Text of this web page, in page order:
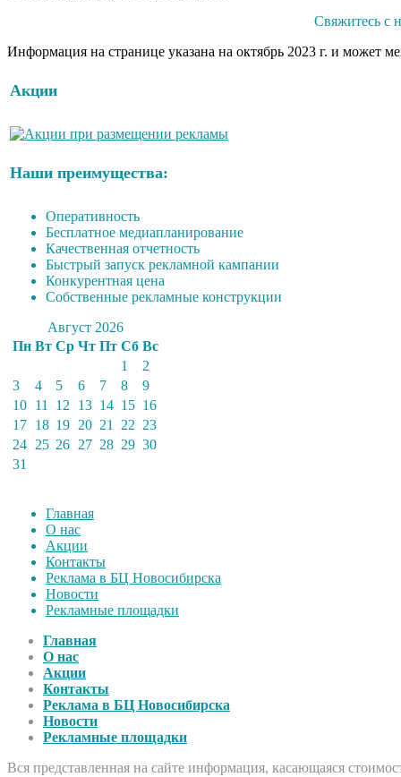
Свяжитесь с
Информация на странице указана на октябрь 2023 г. и может
Акции
Наши преимущества:
Оперативность
Бесплатное медиапланирование
Качественная отчетность
Быстрый запуск рекламной кампании
Конкурентная цена
Собственные рекламные конструкции
Август 2026
Пн Вт Ср Чт Пт Сб Вс
1
2
3
4 5 6 7 8
9
10 11 12 13 14 15 16
17 18 19 20 21 22 23
24 25 26 27 28 29 30
31
Главная
О нас
Акции
Контакты
Реклама в БЦ Новосибирска
Новости
Рекламные площадки
Главная
О нас
Акции
Контакты
Реклама в БЦ Новосибирска
Новости
Рекламные площадки
Вся представленная на сайте информация, касающаяся